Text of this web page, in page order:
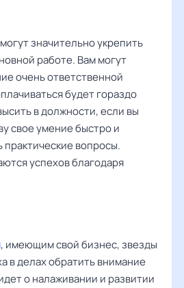
могут значительно укрепить
работе. Вам могут
очень ответственной
будет гораздо
в должности, если вы
свое умение быстро и
вопросы.
успехов благодаря
, имеющим свой бизнес, звезды
в делах обратить внимание
о налаживании и развитии